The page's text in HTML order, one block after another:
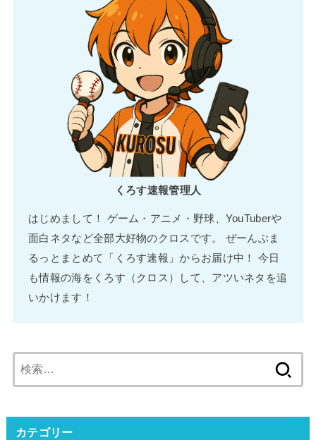
くろす速報管理人
はじめまして！ ゲーム・アニメ・野球、YouTuberや
面白ネタなど全部大好物のクロスです。 ぜーんぶま
るっとまとめて「くろす速報」からお届け中！ 今日
も情報の海をくろす（クロス）して、アツいネタを追
いかけます！
索:
カテゴリー